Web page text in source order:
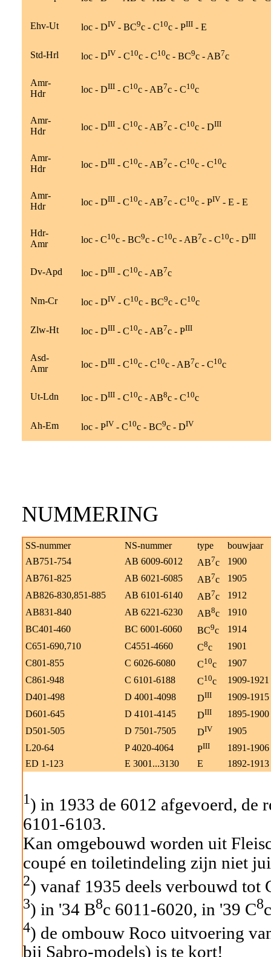
Ehv-Ut loc - DIV - BC9c - C10c - PIII- E
Std-Hrl loc - DIV - C10c - C10c - BC9c - AB7c
Amr-
Hdr
loc - DIII- C10c - AB7c - C10c
Amr-
Hdr
loc - DIII- C10c - AB7c - C10c - DIII
Amr-
Hdr
loc - DIII- C10c - AB7c - C10c - C10c
Amr-
Hdr
loc - DIII- C10c - AB7c - C10c - PIV - E - E
Hdr-
Amr
loc - C10c - BC9c - C10c - AB7c - C10c - DIII
Dv-Apd loc - DIII- C10c - AB7c
Nm-Cr loc - DIV - C10c - BC9c - C10c
Zlw-Ht loc - DIII- C10c - AB7c - PIII
Asd-
Amr
loc - DIII- C10c - C10c - AB7c - C10c
Ut-Ldn loc - DIII- C10c - AB8c - C10c
Ah-Em loc - PIV - C10c - BC9c - DIV
NUMMERING
SS-nummer NS-nummer type
bouwjaar
AB751-754
AB 6009-6012 AB7c
1900
AB761-825
AB 6021-6085 AB7c
1905
AB826-830,851-885
AB 6101-6140 AB7c
1912
AB831-840
AB 6221-6230 AB8c
1910
BC401-460
BC 6001-6060 BC9c
1914
C651-690,710
C4551-4660 C8c
1901
C801-855
C 6026-6080 C10c
1907
C861-948
C 6101-6188 C10c
1909-1921
D401-498
D 4001-4098 DIII
1909-1915
D601-645
D 4101-4145 DIII
1895-1900
D501-505
D 7501-7505 DIV
1905
L20-64
P 4020-4064 PIII
1891-1906
ED 1-123
E 3001...3130 E 1892-1913
1) in 1933 de 6012 afgevoerd, de
6101-6103.
Kan omgebouwd worden uit
coupé en toiletindeling zijn niet
2) vanaf 1935 deels verbouwd tot
3) in '34 B8c 6011-6020, in '39 C8
4) de ombouw Roco uitvoering
bij Sabro-models) is te kort!